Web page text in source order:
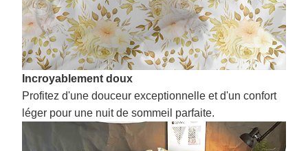
Incroyablement doux
Profitez d'une douceur exceptionnelle et d'un confort
léger pour une nuit de sommeil parfaite.